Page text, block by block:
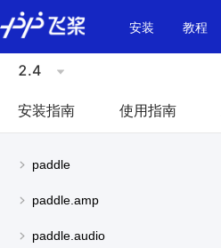
\u200E
安装
教程
2.4
安装指南 使用指南
paddle
paddle.amp
paddle.audio